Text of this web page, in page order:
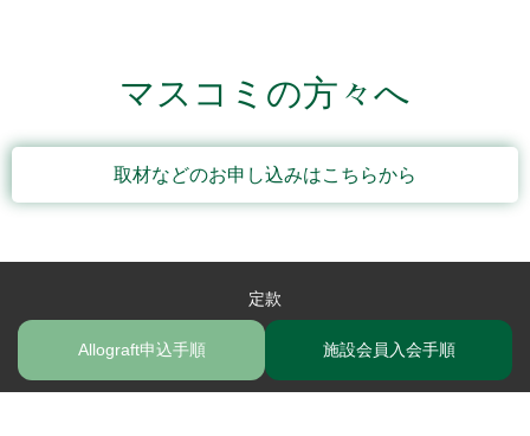
Allograft申込手順 施設会員入会手順
マスコミの方々へ
取材などのお申し込みはこちらから
定款
Copyright (C) 2022 JSBN. All Rights Reserved.